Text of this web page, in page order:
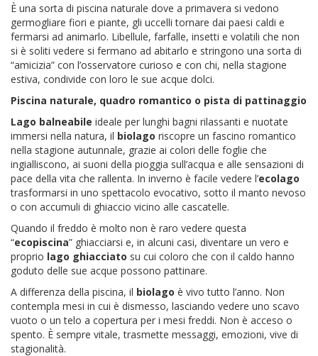
È una sorta di piscina naturale dove a primavera si vedono
germogliare fiori e piante, gli uccelli tornare dai paesi caldi e
fermarsi ad animarlo. Libellule, farfalle, insetti e volatili che non
si è soliti vedere si fermano ad abitarlo e stringono una sorta di
“amicizia” con l’osservatore curioso e con chi, nella stagione
estiva, condivide con loro le sue acque dolci.
Piscina naturale, quadro romantico o pista di pattinaggio
Lago balneabile ideale per lunghi bagni rilassanti e nuotate
immersi nella natura, il biolago riscopre un fascino romantico
nella stagione autunnale, grazie ai colori delle foglie che
ingialliscono, ai suoni della pioggia sull’acqua e alle sensazioni di
pace della vita che rallenta. In inverno è facile vedere l’ecolago
trasformarsi in uno spettacolo evocativo, sotto il manto nevoso
o con accumuli di ghiaccio vicino alle cascatelle.
Quando il freddo è molto non è raro vedere questa
“ecopiscina” ghiacciarsi e, in alcuni casi, diventare un vero e
proprio lago ghiacciato su cui coloro che con il caldo hanno
goduto delle sue acque possono pattinare.
A differenza della piscina, il biolago è vivo tutto l’anno. Non
contempla mesi in cui è dismesso, lasciando vedere uno scavo
vuoto o un telo a copertura per i mesi freddi. Non è acceso o
spento. È sempre vitale, trasmette messaggi, emozioni, vive di
stagionalità.